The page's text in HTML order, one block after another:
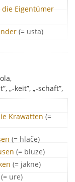
die Eigentümer
(= usta)
„-keit”, „-schaft”,
Krawatten (=
(= hlače)
(= bluze)
(= jakne)
(= ure)